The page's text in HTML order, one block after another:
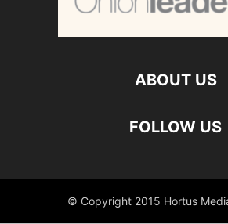
ABOUT US
FOLLOW US
© Copyright 2015 Hortus